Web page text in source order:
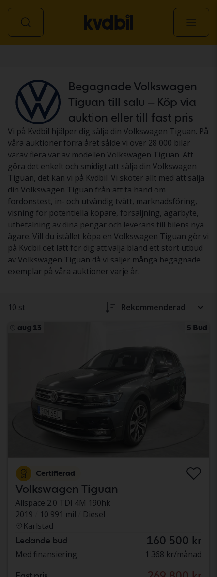
Begagnade Volkswagen
Tiguan till salu – Köp via
auktion eller till fast pris
Vi på Kvdbil hjälper dig sälja din Volkswagen Tiguan. På
våra auktioner förra året sålde vi över 28 000 bilar
varav flera var av modellen Volkswagen Tiguan. Att
göra det enkelt och smidigt att sälja din Volkswagen
Tiguan, det kan vi på Kvdbil. Vi sköter allt med att sälja
din Volkswagen Tiguan från att ta hand om
fordonstest, in- och utvändig tvätt, marknadsföring,
visning för potentiella köpare, försäljning, ägarbyte,
utbetalning av dina pengar och leverans till bilens nya
ägare. Vill du istället köpa en Volkswagen Tiguan gör vi
på Kvdbil det lätt för dig att välja bland ett stort utbud
av Volkswagen Tiguan då vi säljer många begagnade
exemplar på våra auktioner varje år.
10 st Rekommenderad
aug 13 5 Bud
Certifierad
Volkswagen Tiguan
Allspace 2.0 TDI 4M 190hk
2019
10 991 mil
Diesel
Karlstad
Ledande bud 160 500 kr
Med finansiering 1 368 kr/månad